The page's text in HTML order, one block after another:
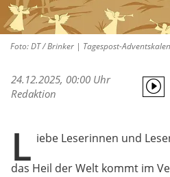
Foto: DT / Brinker | Tagespost-
24.12.2025, 00:00 Uhr
Redaktion
L iebe Leserinnen und
das Heil der Welt kommt im